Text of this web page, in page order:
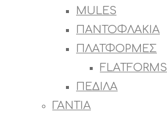
MULES
ΠΑΝΤΟΦΛΑΚΙΑ
ΠΛΑΤΦΟΡΜΕΣ
FLATFORMS
ΠΕΔΙΛΑ
ΓΑΝΤΙΑ